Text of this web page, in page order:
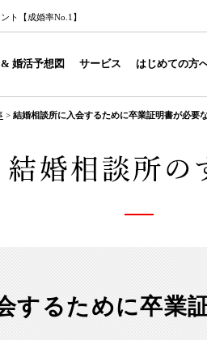
ト【成婚率No.1】
婚活予想図 サービス はじめての方
> 結婚相談所に入会するために卒業証明書が必要
するために卒業